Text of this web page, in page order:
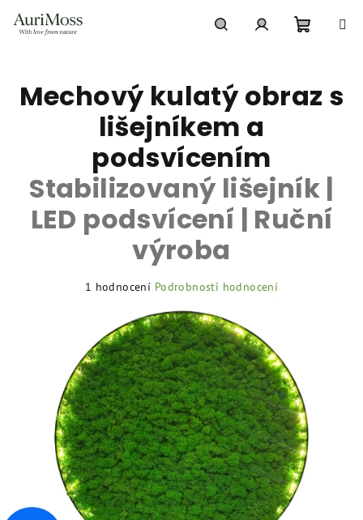
košík
Mechový kulatý obraz s
lišejníkem a
podsvícením
Stabilizovaný lišejník |
LED podsvícení | Ruční
výroba
Průměrné
produktu
5,0
z
5
hvězdiček.
1 hodnocení Podrobnosti hodnocení